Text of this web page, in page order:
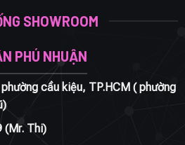
SHOWROOM
PHÚ NHUẬN
cầu kiệu, TP.HCM ( phường
(Mr. Thi)